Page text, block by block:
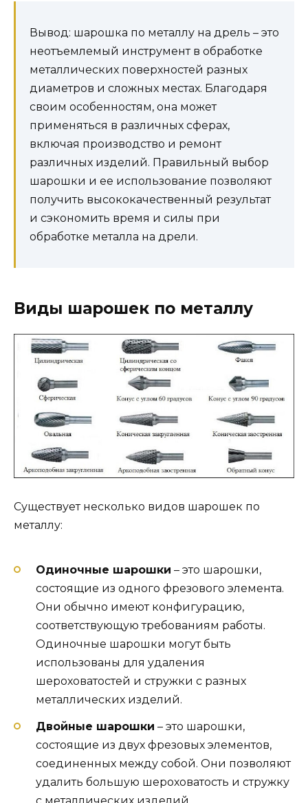
Вывод: шарошка по металлу на дрель – это
неотъемлемый инструмент в обработке
металлических поверхностей разных
диаметров и сложных местах. Благодаря
своим особенностям, она может
применяться в различных сферах,
включая производство и ремонт
различных изделий. Правильный выбор
шарошки и ее использование позволяют
получить высококачественный результат
и сэкономить время и силы при
обработке металла на дрели.
Виды шарошек по металлу
Существует несколько видов шарошек по
металлу:
Одиночные шарошки – это шарошки,
состоящие из одного фрезового элемента.
Они обычно имеют конфигурацию,
соответствующую требованиям работы.
Одиночные шарошки могут быть
использованы для удаления
шероховатостей и стружки с разных
металлических изделий.
Двойные шарошки – это шарошки,
состоящие из двух фрезовых элементов,
соединенных между собой. Они позволяют
удалить большую шероховатость и стружку
с металлических изделий.